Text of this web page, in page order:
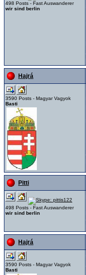
498 Posts - Fast Auswanderer
wir sind berlin
Hajrá
3590 Posts - Magyar Vagyok
Basti
Pitti
498 Posts - Fast Auswanderer
wir sind berlin
Hajrá
3590 Posts - Magyar Vagyok
Basti